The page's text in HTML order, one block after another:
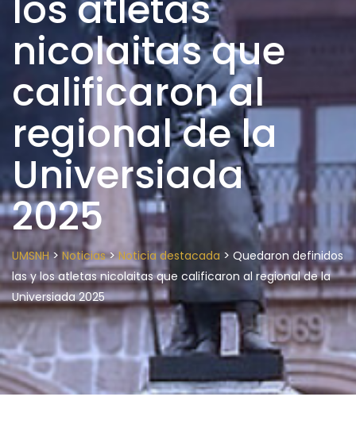
nicolaitas que
calificaron al
regional de la
Universiada
2025
UMSNH> Noticias>Noticia destacada > Quedaron definidos
las y los atletas nicolaitas que calificaron al regional de la
Universiada 2025